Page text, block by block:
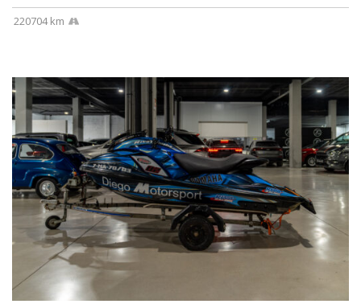
220704 km